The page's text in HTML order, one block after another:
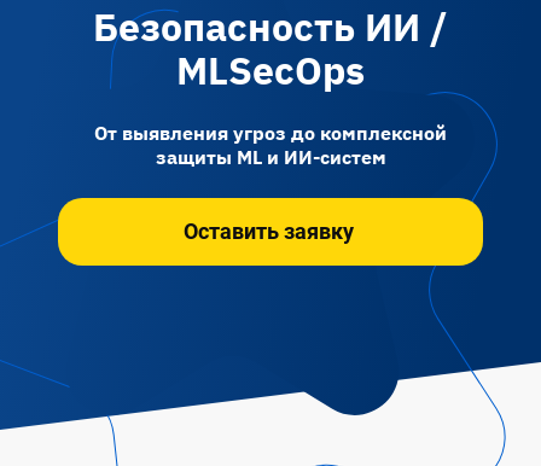
Безопасность ИИ /
MLSecOps
От выявления угроз до комплексной
защиты ML и ИИ-систем
Оставить заявку